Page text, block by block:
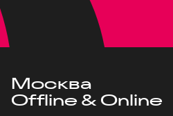
Москва
Offline & Online